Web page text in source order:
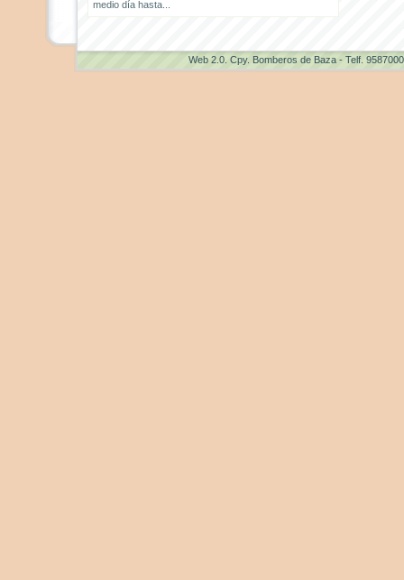
medio día hasta...
Web 2.0 . Cpy. Bomberos de Baza - Telf.